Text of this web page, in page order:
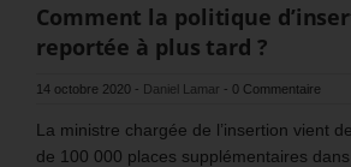
Comment la politique
reportée à plus tard ?
14 octobre 2020 - Daniel Lamar - 0 Commentaire
La ministre chargée de l’insertion vient
de 100 000 places supplémentaires